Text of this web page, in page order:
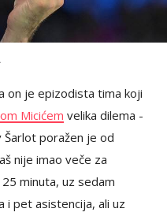
on je epizodista tima koji
Micićem velika dilema -
Šarlot poražen je od
nije imao veče za
minuta, uz sedam
i pet asistencija, ali uz